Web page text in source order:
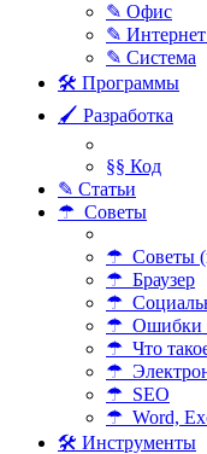
✎ Офис
✎
✎ Система
🛠 Программы
🖌 Разработка
§§ Код
✎ Статьи
☂ Советы
☂ Советы
☂ Браузер
☂
☂ Ошибки -
☂ Что
☂
☂ SEO
☂ Word,
🛠 Инструменты